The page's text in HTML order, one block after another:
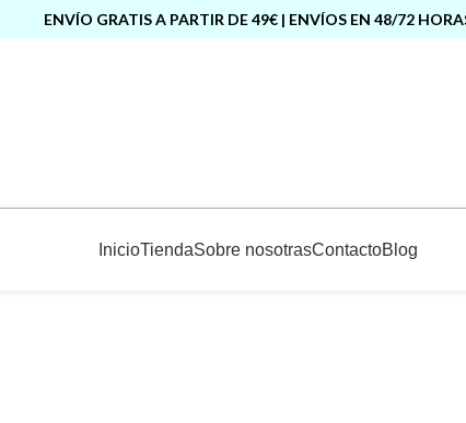
ENVÍO GRATIS A PARTIR DE 49€ | ENVÍOS EN 48/72
InicioTiendaSobre nosotrasContactoBlog